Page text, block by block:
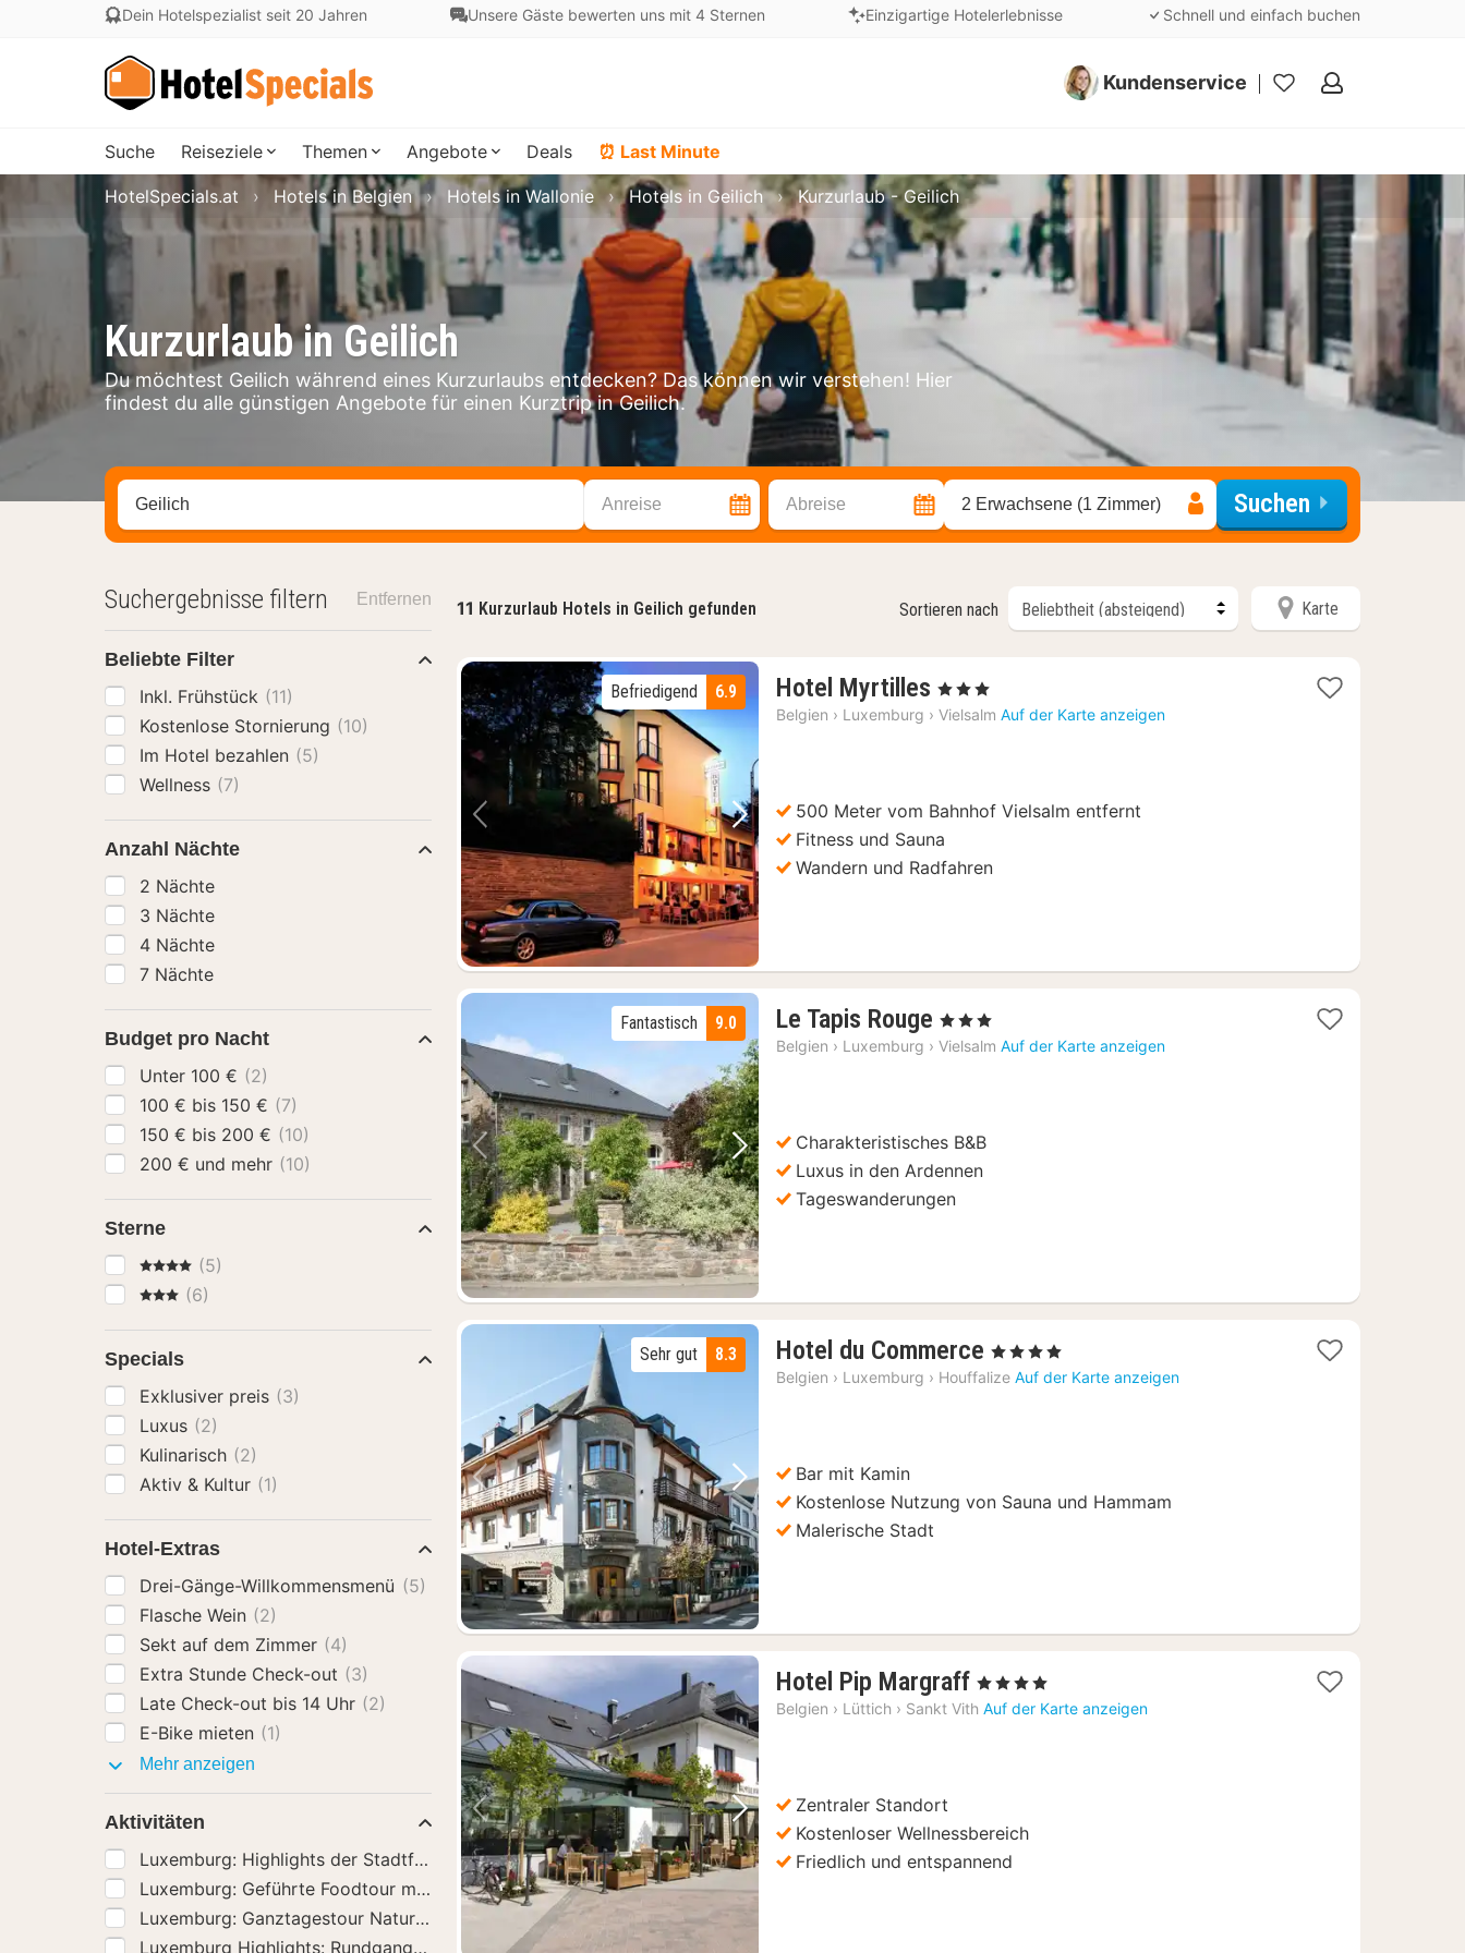
Dein Hotelspezialist seit 20 Jahren Unsere Gäste bewerten uns mit 4 Sternen Einzigartige Hotelerlebnisse Schnell und einfach buchen
Kundenservice
Meine
Suche Reiseziele Themen Angebote Deals ⏰ Last Minute
Kurzurlaub in Geilich
Du möchtest Geilich während eines Kurzurlaubs entdecken? Das können wir verstehen! Hier
findest du alle günstigen Angebote für einen Kurztrip in Geilich.
HotelSpecials.at Hotels in Belgien Hotels in Wallonie Hotels in Geilich Kurzurlaub - Geilich
Stadt, Region oder Hotel suchen Anreise Abreise 2 Erwachsene (1 Zimmer) Suchen
11 Kurzurlaub Hotels in Geilich gefunden Sortieren nach Karte
Vorheriges Bild Nächstes Bild
6.9
Befriedigend Hotel Myrtilles 1
Nacht
, 3 Sterne
Belgien › Luxemburg › Vielsalm Auf der Karte anzeigen
500 Meter vom Bahnhof Vielsalm entfernt
Fitness und Sauna
Wandern und Radfahren
Vorheriges Bild Nächstes Bild
9.0
Fantastisch Le Tapis Rouge 1
Nacht
, 3 Sterne
Belgien › Luxemburg › Vielsalm Auf der Karte anzeigen
Charakteristisches B&B
Luxus in den Ardennen
Tageswanderungen
Vorheriges Bild Nächstes Bild
8.3
Sehr gut Hotel du Commerce 1
Nacht
, 4 Sterne
Belgien › Luxemburg › Houffalize Auf der Karte anzeigen
Bar mit Kamin
Kostenlose Nutzung von Sauna und Hammam
Malerische Stadt
Vorheriges Bild Nächstes Bild
Hotel Pip Margraff 1
Nacht
, 4 Sterne
Belgien › Lüttich › Sankt Vith Auf der Karte anzeigen
Zentraler Standort
Kostenloser Wellnessbereich
Friedlich und entspannend
Suchergebnisse filtern Entfernen
Beliebte Filter
Inkl. Frühstück (11)
Kostenlose Stornierung (10)
Im Hotel bezahlen (5)
Wellness (7)
Anzahl Nächte
2 Nächte
3 Nächte
4 Nächte
7 Nächte
Budget pro Nacht
Unter 100 € (2)
100 € bis 150 € (7)
150 € bis 200 € (10)
200 € und mehr (10)
Sterne
4 Sterne(5)
3 Sterne
(6)
Specials
Exklusiver preis (3)
Luxus (2)
Kulinarisch (2)
Aktiv & Kultur (1)
Hotel-Extras
Drei-Gänge-Willkommensmenü (5)
Flasche Wein (2)
Sekt auf dem Zimmer (4)
Extra Stunde Check-out (3)
Late Check-out bis 14 Uhr (2)
E-Bike mieten (1)
Mehr anzeigen
Aktivitäten
Luxemburg: Highlights der Stadtführung Geführter Rundgang(3)
Luxemburg: Geführte Foodtour mit Verkostungen(3)
Luxemburg: Ganztagestour Natur, Geschichte und Schlösser (3)
Luxemburg Highlights: Rundgang auf Englisch
(3)